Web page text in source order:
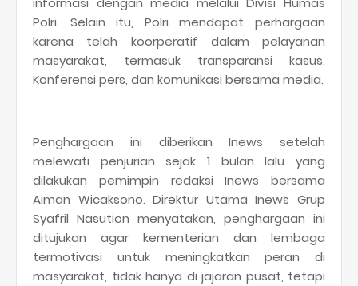
Polri. Selain itu, Polri mendapat perhargaan
karena telah koorperatif dalam pelayanan
masyarakat, termasuk transparansi kasus,
Konferensi pers, dan komunikasi bersama media.
Penghargaan ini diberikan Inews setelah
melewati penjurian sejak 1 bulan lalu yang
dilakukan pemimpin redaksi Inews bersama
Aiman Wicaksono. Direktur Utama Inews Grup
Syafril Nasution menyatakan, penghargaan ini
ditujukan agar kementerian dan lembaga
termotivasi untuk meningkatkan peran di
masyarakat, tidak hanya di jajaran pusat, tetapi